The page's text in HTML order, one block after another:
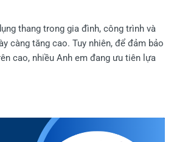
thang trong gia đình, công trình và
càng tăng cao. Tuy nhiên, để đảm bảo
cao, nhiều Anh em đang ưu tiên lựa
kế chắc chắn. Vậy đâu là những
chi tiết trong bài viết dưới đây nhé!